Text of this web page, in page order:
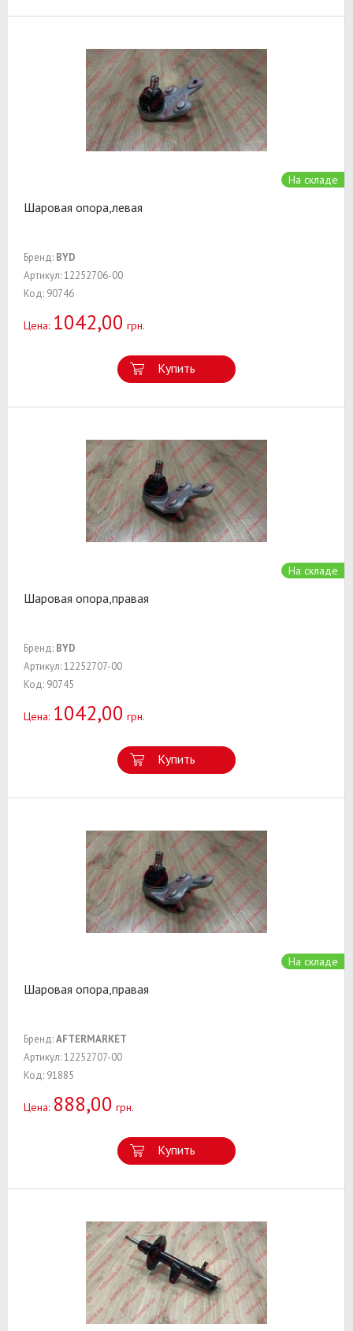
На складе
Шаровая опора,левая
Бренд: BYD
Артикул: 12252706-00
Код: 90746
Цена: 1042,00 грн.
Купить
На складе
Шаровая опора,правая
Бренд: BYD
Артикул: 12252707-00
Код: 90745
Цена: 1042,00 грн.
Купить
На складе
Шаровая опора,правая
Бренд:AFTERMARKET
Артикул: 12252707-00
Код: 91885
Цена: 888,00 грн.
Купить